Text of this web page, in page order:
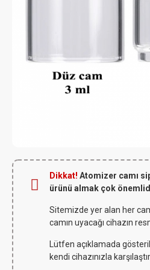
Dikkat! Atomizer camı
ürünü almak çok
Sitemizde yer alan her
camın uyacağı cihazın
Lütfen açıklamada
kendi cihazınızla